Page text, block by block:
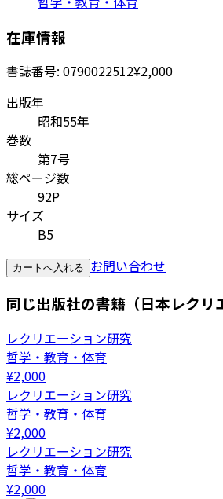
在庫情報
書誌番号: 0790022512¥2,000
出版年
昭和55年
巻数
第7号
総ページ数
92P
サイズ
B5
カートへ入れる お問い合わせ
同じ出版社の書籍（日本レクリ
レクリエーション研究
哲学・教育・体育
¥2,000
レクリエーション研究
哲学・教育・体育
¥2,000
レクリエーション研究
哲学・教育・体育
¥2,000